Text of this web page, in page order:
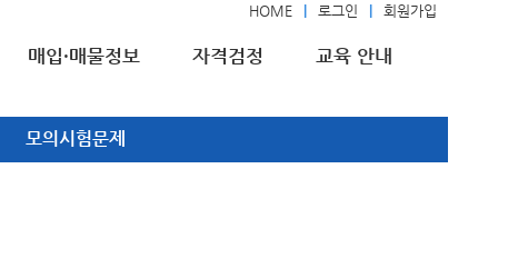
HOME 로그인 회원가입
매입·매물정보 자격검정 교육 안내
모의시험문제